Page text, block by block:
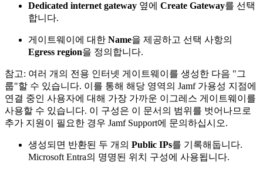
Dedicated internet gateway 옆에 Create Gateway를 선택
합니다.
게이트웨이에 대한 Name을 제공하고 선택 사항의
Egress region을 정의합니다.
참고: 여러 개의 전용 인터넷 게이트웨이를 생성한 다음 "그
룹"할 수 있습니다. 이를 통해 해당 영역의 Jamf 가용성 지점에
연결 중인 사용자에 대해 가장 가까운 이그레스 게이트웨이를
사용할 수 있습니다. 이 구성은 이 문서의 범위를 벗어나므로
추가 지원이 필요한 경우 Jamf Support에 문의하십시오.
생성되면 반환된 두 개의 Public IPs를 기록해둡니다.
Microsoft Entra의 명명된 위치 구성에 사용됩니다.